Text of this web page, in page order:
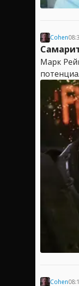
Cohen
Марк
Cohen